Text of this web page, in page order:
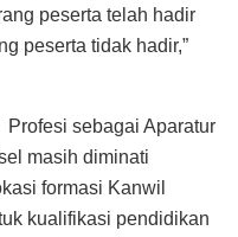
peserta telah hadir
peserta tidak hadir,”
sebagai Aparatur
masih diminati
formasi Kanwil
kualifikasi pendidikan